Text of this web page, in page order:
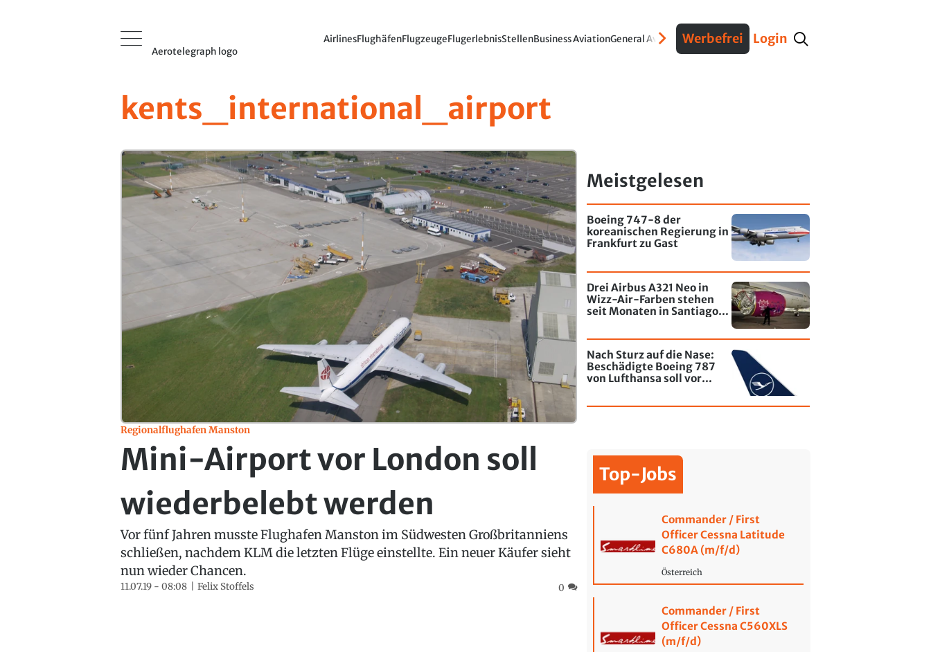
Aerotelegraph logo
AirlinesFlughäfenFlugzeugeFlugerlebnisStellenBusiness AviationGeneral AviationVerteidigungInterviews Fracht
Werbefrei Login
kents_international_airport
Regionalflughafen Manston
Mini-Airport vor London soll
wiederbelebt werden
Vor fünf Jahren musste Flughafen Manston im Südwesten Großbritanniens
schließen, nachdem KLM die letzten Flüge einstellte. Ein neuer Käufer sieht
nun wieder Chancen.
11.07.19 - 08:08 Felix Stoffels 0
Meistgelesen
Boeing 747-8 der
koreanischen Regierung in
Frankfurt zu Gast
Drei Airbus A321 Neo in
Wizz-Air-Farben stehen
seit Monaten in Santiago
Nach Sturz auf die Nase:
Beschädigte Boeing 787
von Lufthansa soll vor
Top-Jobs
Commander / First
Officer Cessna Latitude
C680A (m/f/d)
Österreich
Commander / First
Officer Cessna C560XLS
(m/f/d)